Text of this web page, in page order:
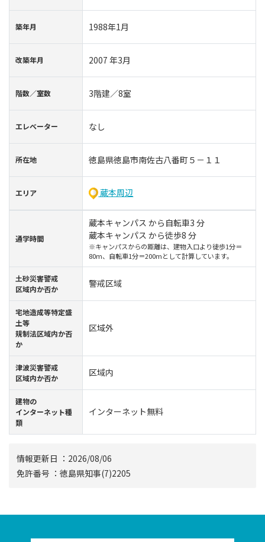
築年⽉ 1988年1月
改築年月 2007 年3月
階数∕室数 3階建／8室
エレベーター なし
所在地 徳島県徳島市南佐古八番町５－１１
エリア 蔵本周辺
通学時間
蔵本キャンパス から自転車3 分
蔵本キャンパス から徒歩8 分
※キャンパスからの距離は、建物入口より徒歩1分＝
80m、自転車1分＝200mとして計算しています。
⼟砂災害警戒
区域内か否か
警戒区域
宅地造成等特定盛
土等
規制法区域内か否
か
区域外
津波災害警戒
区域内か否か
区域内
建物の
インターネット種
類
インターネット無料
情報更新⽇ ：2026/08/06
免許番号 ：徳島県知事(7)2205